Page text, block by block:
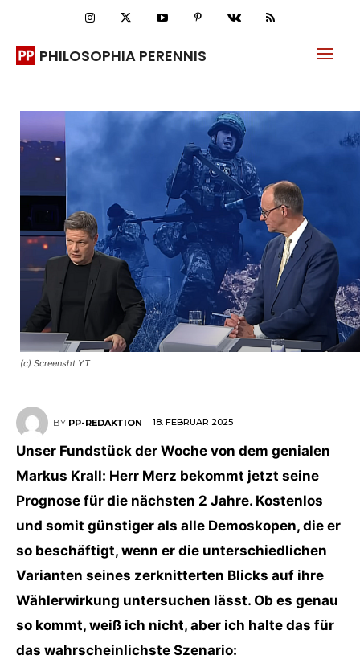
PHILOSOPHIA PERENNIS
(c) Screensht YT
BY PP-REDAKTION 18. FEBRUAR 2025
Unser Fundstück der Woche von dem genialen
Markus Krall: Herr Merz bekommt jetzt seine
Prognose für die nächsten 2 Jahre. Kostenlos
und somit günstiger als alle Demoskopen, die er
so beschäftigt, wenn er die unterschiedlichen
Varianten seines zerknitterten Blicks auf ihre
Wählerwirkung untersuchen lässt. Ob es genau
so kommt, weiß ich nicht, aber ich halte das für
das wahrscheinlichste Szenario: